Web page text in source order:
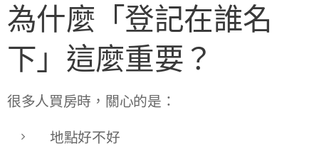
為什麼「登記在誰名
下」這麼重要？
很多人買房時，關心的是：
地點好不好